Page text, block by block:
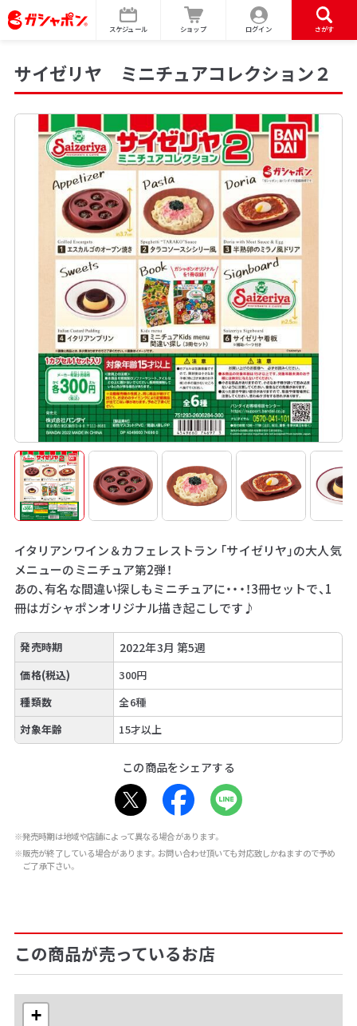
スケジュール ショップ ログイン さがす
サイゼリヤ ミニチュアコレクション２
イタリアンワイン＆カフェレストラン 「サイゼリヤ」の大人気
メニューのミニチュア第2弾！
あの、有名な間違い探しもミニチュアに・・・！3冊セットで、1
冊はガシャポンオリジナル描き起こしです♪
発売時期 2022年3月 第5週
価格(税込)
300円
種類数
全6種
対象年齢
15才以上
この商品をシェアする
※発売時期は地域や店舗によって異なる場合があります。
※販売が終了している場合があります。お問い合わせ頂いても対応致しかねますので予め
ご了承下さい。
この商品が売っているお店
+